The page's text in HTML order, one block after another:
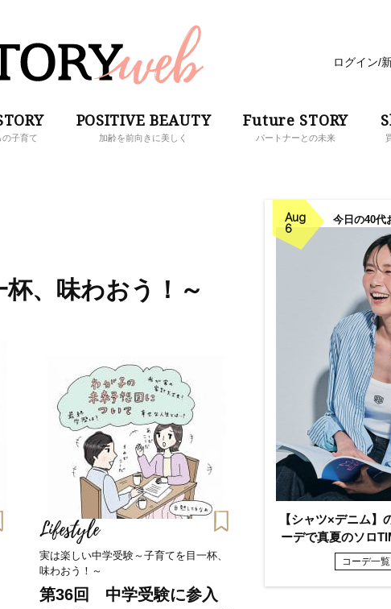
ログイン/
子育て
POSITIVE BEAUTY
加齢を前向きに美しく
Future STORY
パートナーとの未来
、味わおう！～
Lifestyle
実は楽しい中学受験～子育てを目一杯、
味わおう！～
第36回 中学受験に参入
Aug
6
今日の40代
【シャツ×デニム】
ーデで真夏のソロ
コーデ一